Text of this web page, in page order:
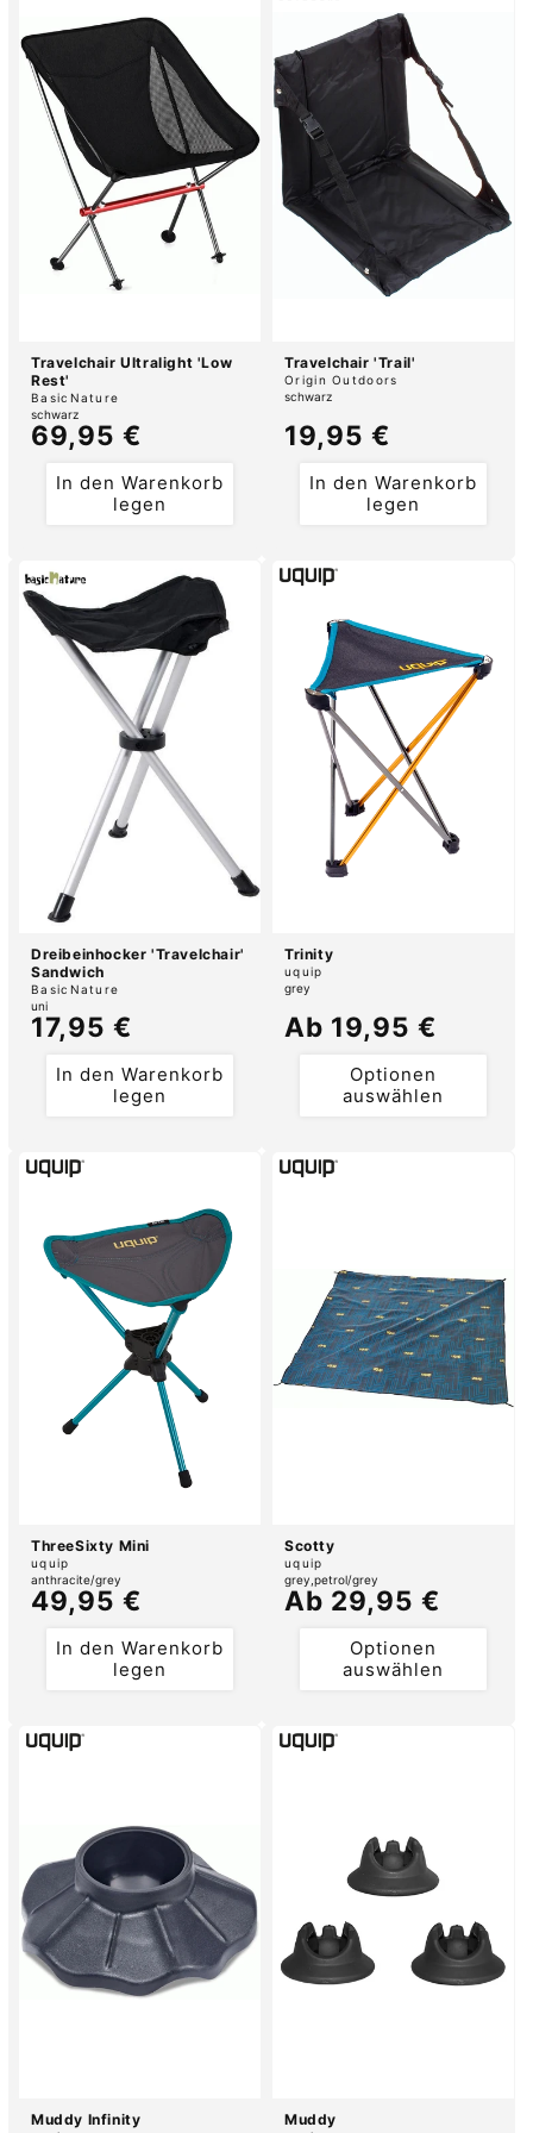
Travelchair Ultralight 'Low
Rest'
Anbieter:
BasicNature
schwarz
Normaler
69,95 €
In den Warenkorb
legen
Travelchair 'Trail'
Anbieter:
Origin Outdoors
schwarz
Normaler
19,95 €
In den Warenkorb
legen
Dreibeinhocker 'Travelchair'
Sandwich
Anbieter:
BasicNature
uni
Normaler
17,95 €
In den Warenkorb
legen
Trinity
Anbieter:
uquip
grey
Normaler
Ab 19,95 €
Optionen
auswählen
ThreeSixty Mini
Anbieter:
uquip
anthracite/grey
Normaler
49,95 €
In den Warenkorb
legen
Scotty
Anbieter:
uquip
grey petrol/grey
Normaler
Ab 29,95 €
Optionen
auswählen
Muddy Infinity Muddy